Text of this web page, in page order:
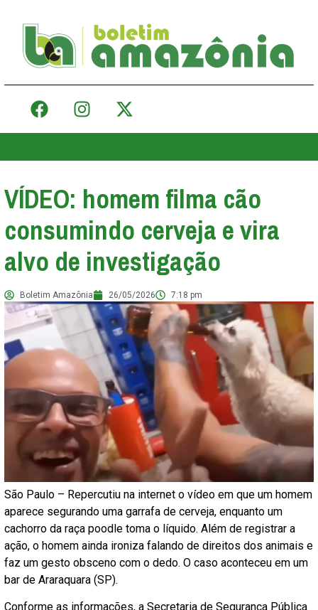
VÍDEO: homem filma cão
consumindo cerveja e vira
alvo de investigação
Boletim Amazônia 26/05/2026 7:18 pm
São Paulo – Repercutiu na internet o vídeo em que um homem
aparece segurando uma garrafa de cerveja, enquanto um
cachorro da raça poodle toma o líquido. Além de registrar a
ação, o homem ainda ironiza falando de direitos dos animais e
faz um gesto obsceno com o dedo. O caso aconteceu em um
bar de Araraquara (SP).
Conforme as informações, a Secretaria de Segurança Pública